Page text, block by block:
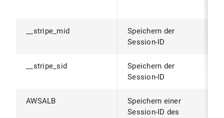
__stripe_mid
Speichern der
Session-ID
__stripe_sid
Speichern der
Session-ID
AWSALB
Speichern einer
Session-ID des